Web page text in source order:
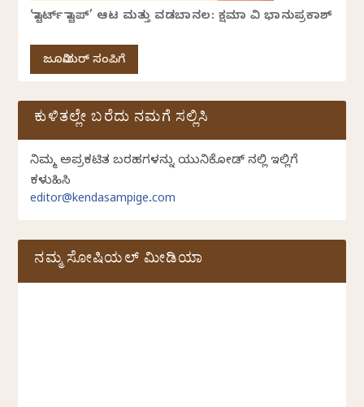
‘ಸ್ಟಾರ್ಟ್ ಸ್ಟಾಪ್’ ಆಟ ಮತ್ತು ವಡಬಾನಲ: ಕ್ಷಮಾ ವಿ ಭಾನುಪ್ರಕಾಶ್
ಜೂನಿಯರ್ ಸಂಪಿಗೆ
ಕುಳಿತಲ್ಲೇ ಬರೆದು ನಮಗೆ ಸಲ್ಲಿಸಿ
ನಿಮ್ಮ ಅಪ್ರಕಟಿತ ಬರಹಗಳನ್ನು ಯುನಿಕೋಡ್ ನಲ್ಲಿ ಇಲ್ಲಿಗೆ
ಕಳುಹಿಸಿ
editor@kendasampige.com
ನಮ್ಮ ಸೋಷಿಯಲ್‌ ಮೀಡಿಯಾ